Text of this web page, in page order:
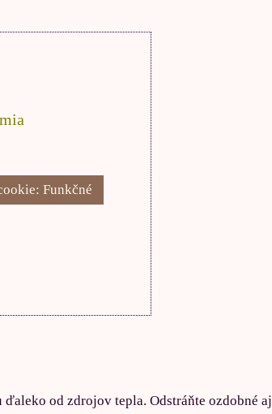
Funkčné
od zdrojov tepla. Odstráňte ozdobné aj